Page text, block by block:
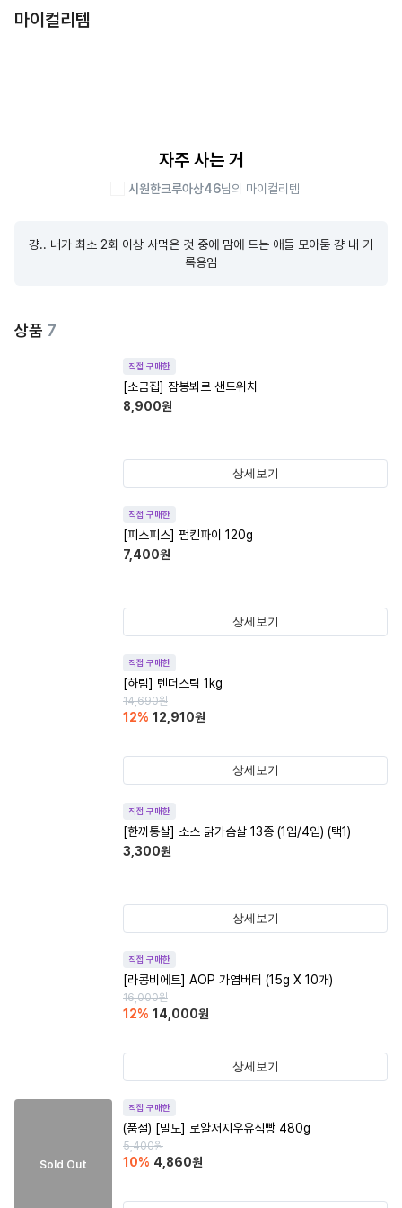
마이컬리템
자주 사는 거
시원한크루아상46님의 마이컬리템
걍.. 내가 최소 2회 이상 사먹은 것 중에 맘에 드는 애들 모아둠 걍 내 기
록용임
상품 7
직접 구매한
[소금집] 잠봉뵈르 샌드위치
8,900원
상세보기
직접 구매한
[피스피스] 펌킨파이 120g
7,400원
상세보기
직접 구매한
[하림] 텐더스틱 1kg
14,690원
12% 12,910원
상세보기
직접 구매한
[한끼통살] 소스 닭가슴살 13종 (1입/4입) (택1)
3,300원
상세보기
직접 구매한
[라콩비에트] AOP 가염버터 (15g X 10개)
16,000원
12% 14,000원
상세보기
Sold Out
직접 구매한
(품절) [밀도] 로얄저지우유식빵 480g
5,400원
10% 4,860원